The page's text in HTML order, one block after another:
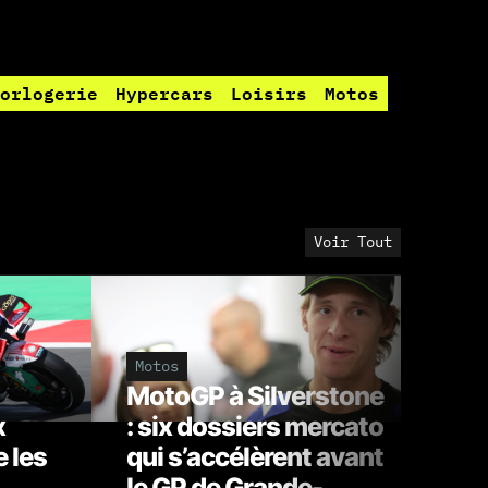
Hypercars Loisirs
Motos
Voir Tout
les
Motos
MotoGP à Silverstone
: six dossiers mercato
qui s’accélèrent avant